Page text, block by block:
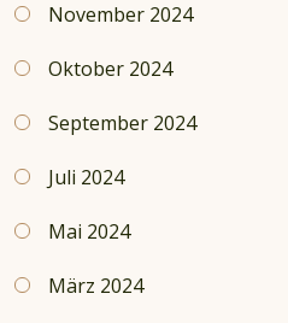
November 2024
Oktober 2024
September 2024
Juli 2024
Mai 2024
März 2024